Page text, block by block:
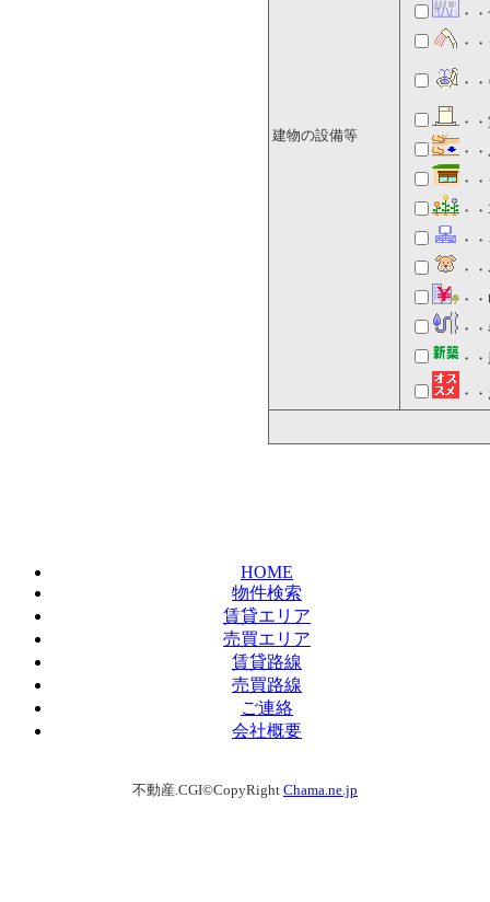
建物の設備等
・
・
・
・
・
・
・
・
・
・
・
・
・
HOME
物件検索
賃貸エリア
売買エリア
賃貸路線
売買路線
ご連絡
会社概要
不動産.CGI©CopyRight Chama.ne.jp